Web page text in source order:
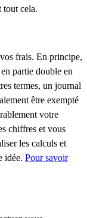
tout cela.
frais. En principe,
partie double en
termes, un journal
être exempté
votre
chiffres et vous
les calculs et
idée. Pour savoir